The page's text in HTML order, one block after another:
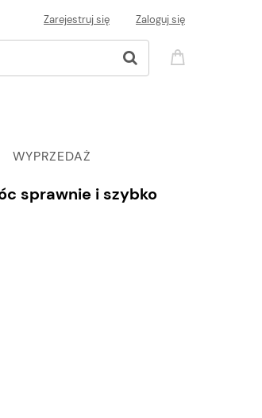
Zarejestruj się Zaloguj się
WYPRZEDAŻ
sprawnie i szybko